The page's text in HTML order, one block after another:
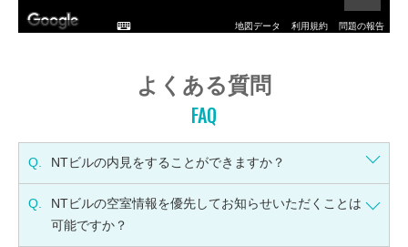
地図データ 利用規約 問題の報告
よくある質問
FAQ
Q. NTビルの内見をすることができますか？
Q.
NTビルの空室情報を優先してお知らせいただくことは
可能ですか？